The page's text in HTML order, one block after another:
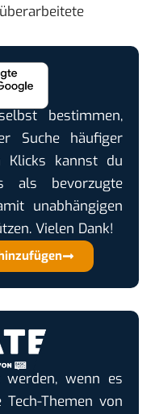
bestimmen,
Suche häufiger
Klicks kannst du
als bevorzugte
unabhängigen
Vielen Dank!
wenn es
Themen von